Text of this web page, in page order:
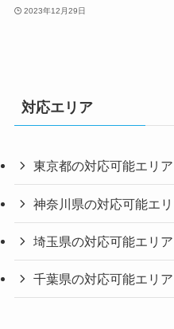
2023年12月29日
対応エリア
東京都の対応可能エリア
神奈川県の対応可能エ
埼玉県の対応可能エリア
千葉県の対応可能エリア